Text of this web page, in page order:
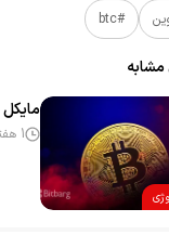
#btc
1 هفته پیش